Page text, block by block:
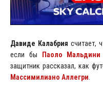
Давиде Калабрия считает,
если бы
Паоло Мальдини
защитник рассказал, как
Массимилиано Аллегри